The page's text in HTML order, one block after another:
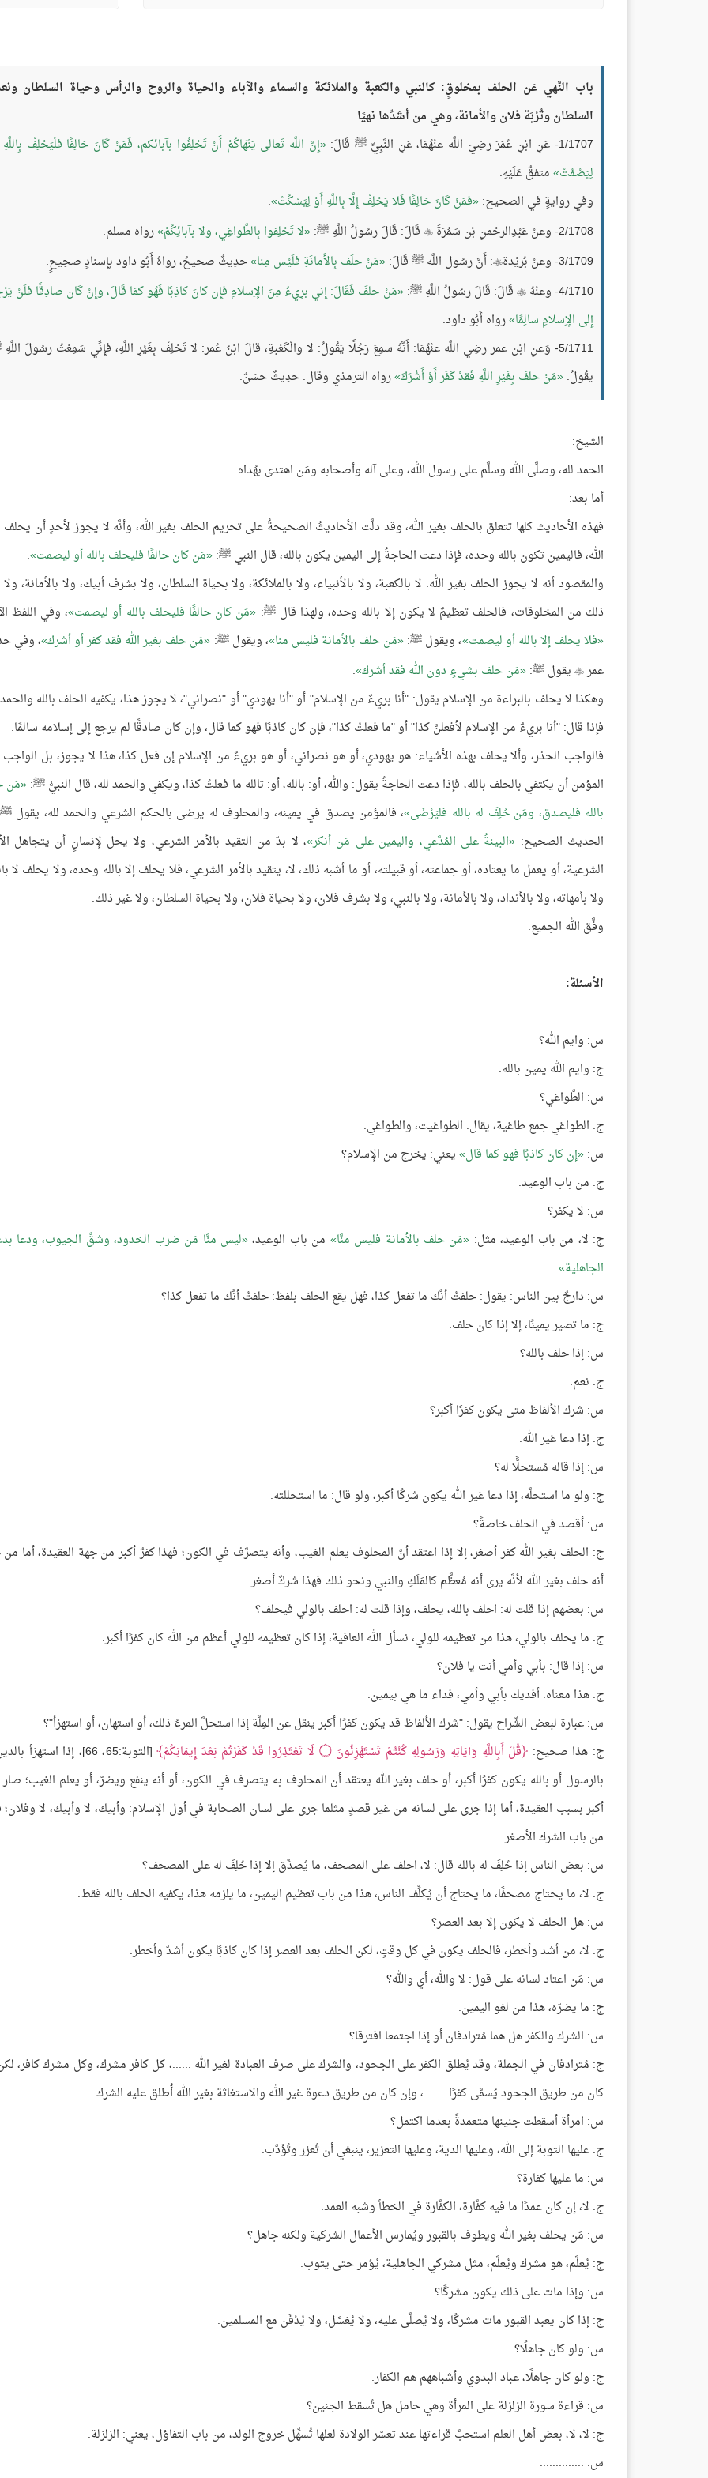
باب النَّهي عَن الحلف بمخلوقٍ: كالنبي والكعبة والملائكة والسماء والآباء والحياة والروح والرأس وحياة السلطان
السلطان وتُرْبَة فلان والأمانة، وهي من أشدِّها نهيًا
1/1707- عَنِ ابْنِ عُمَرَ رضِيَ اللَّه عنْهُمَا، عَنِ النَّبِيِّ ﷺ قَالَ:
إِنَّ اللَّه تَعالى يَنْهَاكُمْ أَنْ تَحْلِفُوا بآبائكم، فَمَنْ كَانَ حَالِفًا فلْيَحْلِفْ
لِيَصْمُتْ متفقٌ عَلَيْهِ.
وفي روايةٍ في الصحيح: فمَنْ كَانَ حَالِفًا فَلا يَحْلِفْ إِلَّا بِاللَّهِ أَوْ لِيَسْكُتْ .
2/1708- وعنْ عَبْدِالرحْمنِ بْن سَمُرَةَ
 قَالَ: قَالَ رسُولُ اللَّهِ ﷺ: لا تَحْلِفوا بِالطَّواغِي، ولا بآبائِكُمْ رواه مسلم.
3/1709- وعنْ بُريْدة
: أَنَّ رسُول اللَّه ﷺ قَالَ: مَنْ حلَف بِالأَمانَةِ فلَيْس مِنا حدِيثٌ صحيحٌ، رواهُ أَبُو داود بإِسنادٍ صحِيحٍ.
4/1710- وعنْهُ
 قَالَ: قَالَ رسُولُ اللَّهِ ﷺ: مَنْ حلفَ فَقَالَ: إِني برِيءٌ مِنَ الإِسلامِ فإِن كانَ كاذِبًا فَهُو كمَا قَالَ، وإِنْ كَان صادِقًا فلَنْ
إِلى الإِسلامِ سالِمًا رواه أَبُو داود.
5/1711- وَعنِ ابْن عمر رضِي اللَّه عنْهُمَا: أَنَّهُ سمِعَ رَجُلًا يَقُولُ: لا والْكَعْبةِ، قالَ ابْنُ عُمر: لا تَحْلِفْ بِغَيْرِ اللَّهِ، فإِنِّي سَمِعْتُ رسُولَ
يقُولُ: مَنْ حلفَ بِغَيْرِ اللَّهِ فَقدْ كَفَر أَوْ أَشْرَكَ رواه الترمذي وقال: حدِيثٌ حسَنٌ.
الشيخ:
الحمد لله، وصلَّى الله وسلَّم على رسول الله، وعلى آله وأصحابه ومَن اهتدى بهُداه.
أما بعد:
فهذه الأحاديث كلها تتعلق بالحلف بغير الله، وقد دلَّت الأحاديثُ الصحيحةُ على تحريم الحلف بغير الله، وأنَّه لا يجوز لأحدٍ أن يحلف
الله، فاليمين تكون بالله وحده، فإذا دعت الحاجةُ إلى اليمين يكون بالله، قال النبي ﷺ: مَن كان حالفًا فليحلف بالله أو ليصمت .
والمقصود أنه لا يجوز الحلف بغير الله: لا بالكعبة، ولا بالأنبياء، ولا بالملائكة، ولا بحياة السلطان، ولا بشرف أبيك، ولا بالأمانة،
ذلك من المخلوقات، فالحلف تعظيمٌ لا يكون إلا بالله وحده، ولهذا قال ﷺ: مَن كان حالفًا فليحلف بالله أو ليصمت ، وفي اللفظ
فلا يحلف إلا بالله أو ليصمت ، ويقول ﷺ: مَن حلف بالأمانة فليس منا ، ويقول ﷺ: مَن حلف بغير الله فقد كفر أو أشرك ، وفي
عمر يقول ﷺ: مَن حلف بشيءٍ دون الله فقد أشرك .
وهكذا لا يحلف بالبراءة من الإسلام يقول: "أنا بريءٌ من الإسلام" أو "أنا يهودي" أو "نصراني"، لا يجوز هذا، يكفيه الحلف بالله والحمد
فإذا قال: "أنا بريءٌ من الإسلام لأفعلنَّ كذا" أو "ما فعلتُ كذا"، فإن كان كاذبًا فهو كما قال، وإن كان صادقًا لم يرجع إلى إسلامه سالمًا.
فالواجب الحذر، وألا يحلف بهذه الأشياء: هو يهودي، أو هو نصراني، أو هو بريءٌ من الإسلام إن فعل كذا، هذا لا يجوز، بل
المؤمن أن يكتفي بالحلف بالله، فإذا دعت الحاجةُ يقول: والله، أو: بالله، أو: تالله ما فعلتُ كذا، ويكفي والحمد لله، قال النبيُّ ﷺ: مَن
بالله فليصدق، ومَن حُلِفَ له بالله فليَرْضَى ، فالمؤمن يصدق في يمينه، والمحلوف له يرضى بالحكم الشرعي والحمد لله، يقول
الحديث الصحيح: البينةُ على المُدَّعي، واليمين على مَن أنكر ، لا بدّ من التقيد بالأمر الشرعي، ولا يحل لإنسانٍ أن يتجاهل
الشرعية، أو يعمل ما يعتاده، أو جماعته، أو قبيلته، أو ما أشبه ذلك، لا، يتقيد بالأمر الشرعي، فلا يحلف إلا بالله وحده، ولا يحلف لا
ولا بأمهاته، ولا بالأنداد، ولا بالأمانة، ولا بالنبي، ولا بشرف فلان، ولا بحياة فلان، ولا بحياة السلطان، ولا غير ذلك.
وفَّق الله الجميع.
الأسئلة:
س: وايم الله؟
ج: وايم الله يمين بالله.
س: الطَّواغي؟
ج: الطواغي جمع طاغية، يقال: الطواغيت، والطواغي.
س: إن كان كاذبًا فهو كما قال يعني: يخرج من الإسلام؟
ج: من باب الوعيد.
س: لا يكفر؟
ج: لا، من باب الوعيد، مثل: مَن حلف بالأمانة فليس منَّا من باب الوعيد، ليس منَّا مَن ضرب الخدود، وشقَّ الجيوب، ودعا
الجاهلية .
س: دارجٌ بين الناس: يقول: حلفتُ أنَّك ما تفعل كذا، فهل يقع الحلف بلفظ: حلفتُ أنَّك ما تفعل كذا؟
ج: ما تصير يمينًا، إلا إذا كان حلف.
س: إذا حلف بالله؟
ج: نعم.
س: شرك الألفاظ متى يكون كفرًا أكبر؟
ج: إذا دعا غير الله.
س: إذا قاله مُستحلًّا له؟
ج: ولو ما استحلَّه، إذا دعا غير الله يكون شركًا أكبر، ولو قال: ما استحللته.
س: أقصد في الحلف خاصةً؟
ج: الحلف بغير الله كفر أصغر، إلا إذا اعتقد أنَّ المحلوف يعلم الغيب، وأنه يتصرَّف في الكون؛ فهذا كفرٌ أكبر من جهة العقيدة، أما
أنه حلف بغير الله لأنَّه يرى أنه مُعظَّم كالمَلَكِ والنبي ونحو ذلك فهذا شركٌ أصغر.
س: بعضهم إذا قلت له: احلف بالله، يحلف، وإذا قلت له: احلف بالولي فيحلف؟
ج: ما يحلف بالولي، هذا من تعظيمه للولي، نسأل الله العافية، إذا كان تعظيمه للولي أعظم من الله كان كفرًا أكبر.
س: إذا قال: بأبي وأمي أنت يا فلان؟
ج: هذا معناه: أفديك بأبي وأمي، فداء ما هي بيمين.
س: عبارة لبعض الشّراح يقول: "شرك الألفاظ قد يكون كفرًا أكبر ينقل عن المِلَّة إذا استحلَّ المرءُ ذلك، أو استهان، أو استهزأ"؟
ج: هذا صحيح: قُلْ أَبِاللَّهِ وَآيَاتِهِ وَرَسُولِهِ كُنْتُمْ تَسْتَهْزِئُونَ۝ لَا تَعْتَذِرُوا قَدْ كَفَرْتُمْ بَعْدَ إِيمَانِكُمْ
[التوبة:65، 66]، إذا استهزأ
بالرسول أو بالله يكون كفرًا أكبر، أو حلف بغير الله يعتقد أن المحلوف به يتصرف في الكون، أو أنه ينفع ويضرّ، أو يعلم الغيب؛ صار
أكبر بسبب العقيدة، أما إذا جرى على لسانه من غير قصدٍ مثلما جرى على لسان الصحابة في أول الإسلام: وأبيك، لا وأبيك، لا وفلان؛
من باب الشرك الأصغر.
س: بعض الناس إذا حُلِفَ له بالله قال: لا، احلف على المصحف، ما يُصدِّق إلا إذا حُلِفَ له على المصحف؟
ج: لا، ما يحتاج مصحفًا، ما يحتاج أن يُكلِّف الناس، هذا من باب تعظيم اليمين، ما يلزمه هذا، يكفيه الحلف بالله فقط.
س: هل الحلف لا يكون إلا بعد العصر؟
ج: لا، من أشد وأخطر، فالحلف يكون في كل وقتٍ، لكن الحلف بعد العصر إذا كان كاذبًا يكون أشدّ وأخطر.
س: مَن اعتاد لسانه على قول: لا والله، أي والله؟
ج: ما يضرّه، هذا من لغو اليمين.
س: الشرك والكفر هل هما مُترادفان أو إذا اجتمعا افترقا؟
ج: مُترادفان في الجملة، وقد يُطلق الكفر على الجحود، والشرك على صرف العبادة لغير الله ......، كل كافر مشرك، وكل مشرك كافر،
كان من طريق الجحود يُسمَّى كفرًا .......، وإن كان من طريق دعوة غير الله والاستغاثة بغير الله أُطلق عليه الشرك.
س: امرأة أسقطت جنينها متعمدةً بعدما اكتمل؟
ج: عليها التوبة إلى الله، وعليها الدية، وعليها التعزير، ينبغي أن تُعزر وتُؤَدَّب.
س: ما عليها كفارة؟
ج: لا، إن كان عمدًا ما فيه كفَّارة، الكفَّارة في الخطأ وشبه العمد.
س: مَن يحلف بغير الله ويطوف بالقبور ويُمارس الأعمال الشركية ولكنه جاهل؟
ج: يُعلَّم، هو مشرك ويُعلَّم، مثل مشركي الجاهلية، يُؤمر حتى يتوب.
س: وإذا مات على ذلك يكون مشركًا؟
ج: إذا كان يعبد القبور مات مشركًا، ولا يُصلَّى عليه، ولا يُغسَّل، ولا يُدْفَن مع المسلمين.
س: ولو كان جاهلًا؟
ج: ولو كان جاهلًا، عباد البدوي وأشباههم هم الكفار.
س: قراءة سورة الزلزلة على المرأة وهي حامل هل تُسقط الجنين؟
ج: لا، لا، بعض أهل العلم استحبَّ قراءتها عند تعسّر الولادة لعلها تُسهِّل خروج الولد، من باب التفاؤل، يعني: الزلزلة.
س: ..............